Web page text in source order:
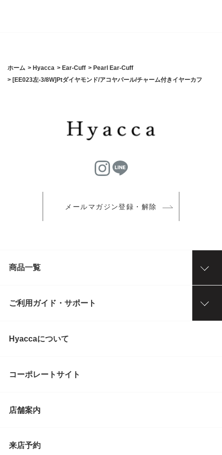
ホーム > Hyacca > Ear-Cuff > Pearl Ear-Cuff
> [EE023左-3/8W]Ptダイヤモンド/アコヤパール/チャーム付きイヤーカフ
メールマガジン登録・解除
商品一覧
ご利用ガイド・サポート
Hyaccaについて
コーポレートサイト
店舗案内
来店予約